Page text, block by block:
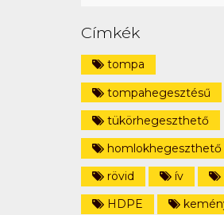
Címkék
tompa
tompahegesztésű
tükörhegeszthető
homlokhegeszthető
rövid
ív
HDPE